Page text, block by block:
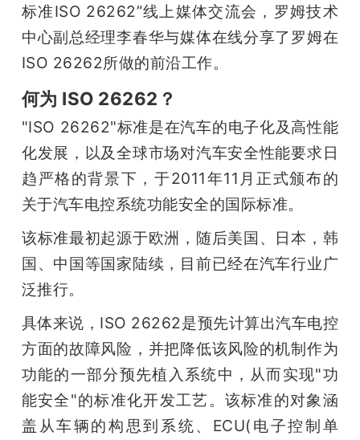
活
中
心
专
题
爱
搞
标准ISO 26262”线上媒体交流会，罗姆技术
中心副总经理李春华与媒体在线分享了罗姆在
ISO 26262所做的前沿工作。
何为 ISO 26262？
"ISO 26262"标准是在汽车的电子化及高性能
化发展，以及全球市场对汽车安全性能要求日
趋严格的背景下，于2011年11月正式颁布的
关于汽车电控系统功能安全的国际标准。
该标准最初起源于欧洲，随后美国、日本，韩
国、中国等国家陆续，目前已经在汽车行业广
泛推行。
具体来说，ISO 26262是预先计算出汽车电控
方面的故障风险，并把降低该风险的机制作为
功能的一部分预先植入系统中，从而实现"功
能安全"的标准化开发工艺。该标准的对象涵
盖从车辆的构思到系统、ECU(电子控制单